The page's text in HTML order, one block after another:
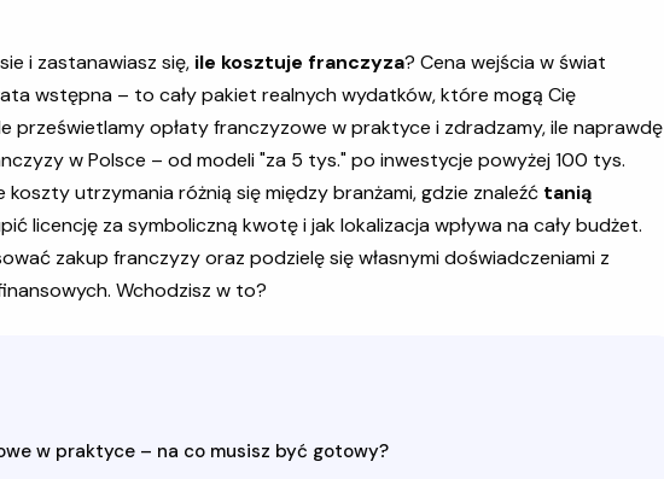
i zastanawiasz się, ile kosztuje franczyza? Cena wejścia w świat
wstępna – to cały pakiet realnych wydatków, które mogą Cię
prześwietlamy opłaty franczyzowe w praktyce i zdradzamy, ile naprawdę
w Polsce – od modeli "za 5 tys." po inwestycje powyżej 100 tys.
koszty utrzymania różnią się między branżami, gdzie znaleźć tanią
licencję za symboliczną kwotę i jak lokalizacja wpływa na cały budżet.
zakup franczyzy oraz podzielę się własnymi doświadczeniami z
Wchodzisz w to?
w praktyce – na co musisz być gotowy?